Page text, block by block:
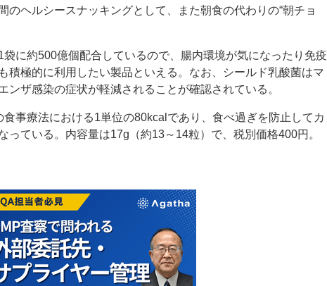
のヘルシースナッキングとして、また朝食の代わりの“朝チョ
に約500億個配合しているので、腸内環境が気になったり免疫
積極的に利用したい製品といえる。なお、シールド乳酸菌はマ
ンザ感染の症状が軽減されることが確認されている。
事療法における1単位の80kcalであり、食べ過ぎを防止してカ
っている。内容量は17g（約13～14粒）で、税別価格400円。